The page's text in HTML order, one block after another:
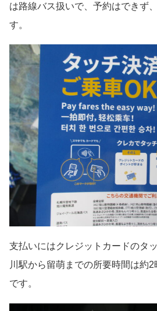
は路線バス扱いで、予約はできず
す。
支払いにはクレジットカードのタ
川駅から留萌までの所要時間は約
です。